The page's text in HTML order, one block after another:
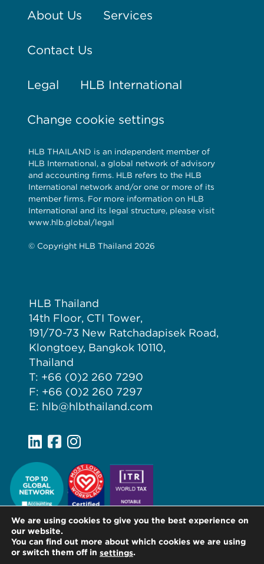
About Us Services
Contact Us
Legal HLB International
Change cookie settings
HLB THAILAND is an independent member of
HLB International, a global network of advisory
and accounting firms. HLB refers to the HLB
International network and/or one or more of its
member firms. For more information on HLB
International and its legal structure, please visit
www.hlb.global/legal
© Copyright HLB Thailand 2026
HLB Thailand
14th Floor, CTI Tower,
191/70-73 New Ratchadapisek Road,
Klongtoey, Bangkok 10110,
Thailand
T: +66 (0)2 260 7290
F: +66 (0)2 260 7297
E: hlb@hlbthailand.com
We are using cookies to give you the best experience on
our website.
You can find out more about which cookies we are using
or switch them off in settings.